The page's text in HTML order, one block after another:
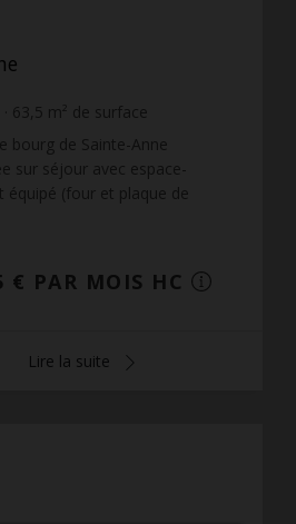
63,5 m² de surface
14,88 € prix / m²
bourg de Sainte-Anne
sur séjour avec espace-
équipé (four et plaque de
€ PAR MOIS HC
Lire la suite